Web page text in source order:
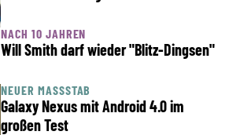
NACH 10 JAHREN
Will Smith darf wieder "Blitz-Dingsen"
NEUER MASSSTAB
Galaxy Nexus mit Android 4.0 im
großen Test